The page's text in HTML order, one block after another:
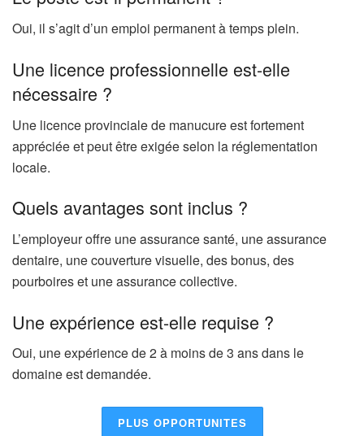
Oui, il s’agit d’un emploi permanent à temps plein.
Une licence professionnelle est-elle
nécessaire ?
Une licence provinciale de manucure est fortement
appréciée et peut être exigée selon la réglementation
locale.
Quels avantages sont inclus ?
L’employeur offre une assurance santé, une assurance
dentaire, une couverture visuelle, des bonus, des
pourboires et une assurance collective.
Une expérience est-elle requise ?
Oui, une expérience de 2 à moins de 3 ans dans le
domaine est demandée.
PLUS OPPORTUNITES